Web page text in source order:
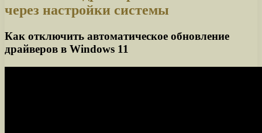
через настройки системы
Как отключить автоматическое обновление
драйверов в Windows 11